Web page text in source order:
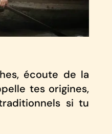
écoute de la
tes origines,
si tu